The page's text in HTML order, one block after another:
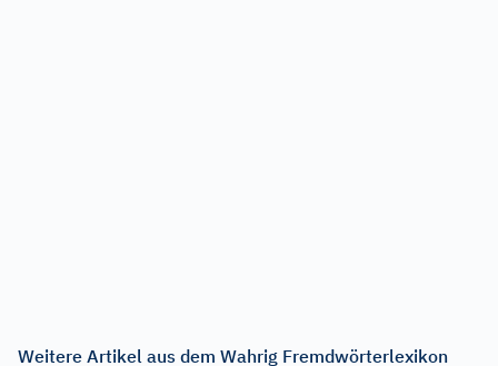
Weitere Artikel aus dem Wahrig Fremdwörterlexikon